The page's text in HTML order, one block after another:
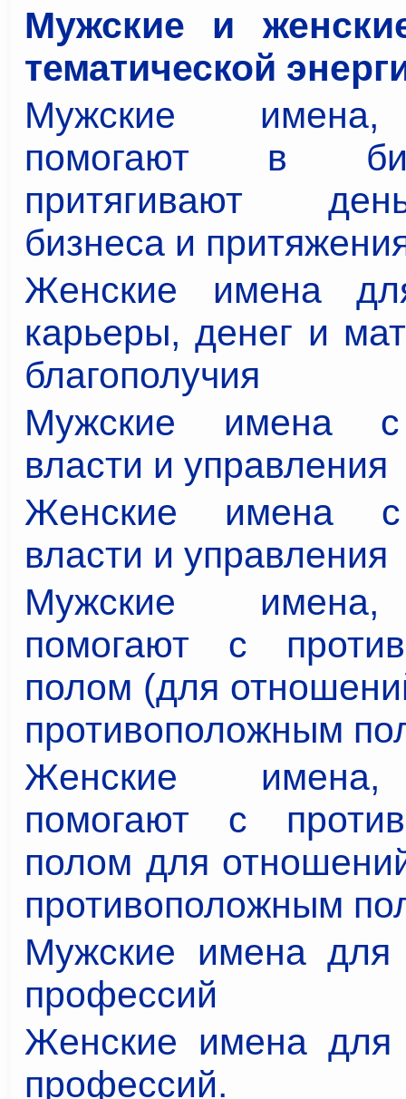
Мужские и
тематической
Мужские
помогают в
притягивают
бизнеса и
Женские имена
карьеры, денег и
благополучия
Мужские имена с
власти и управления
Женские имена с
власти и управления
Мужские
помогают с
полом (для
противоположным
Женские
помогают с
полом для
противоположным
Мужские имена для
профессий
Женские имена для
профессий.